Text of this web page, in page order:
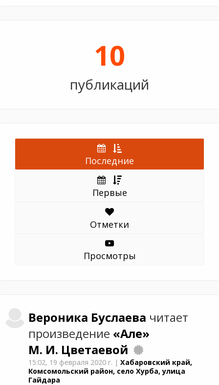
10
публикаций
Последние
Первые
Отметки
Просмотры
Вероника Буслаева читает
произведение «Але»
М. И. Цветаевой
15:02, 19 февраля 2020 г. |Хабаровский край,
Комсомольский район, село Хурба, улица
Гайдара